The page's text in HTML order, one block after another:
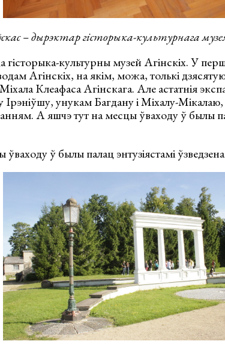
– дырэктар гісторыка-культурнага
гісторыка-культурны музей Агінскіх. У
Агінскіх, на якім, можа, толькі
Клеафаса Агінскага. Але астатнія
унукам Багдану і Міхалу-Мікалаю,
А яшчэ тут на месцы ўваходу ў былы
ў былы палац энтузіястамі